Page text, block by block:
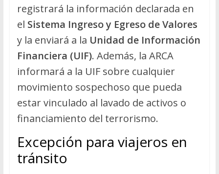
registrará la información declarada en
el Sistema Ingreso y Egreso de Valores
y la enviará a la Unidad de Información
Financiera (UIF). Además, la ARCA
informará a la UIF sobre cualquier
movimiento sospechoso que pueda
estar vinculado al lavado de activos o
financiamiento del terrorismo.
Excepción para viajeros en
tránsito